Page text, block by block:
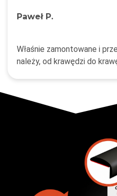
Paweł P.
Właśnie zamontowane i
należy, od krawędzi do